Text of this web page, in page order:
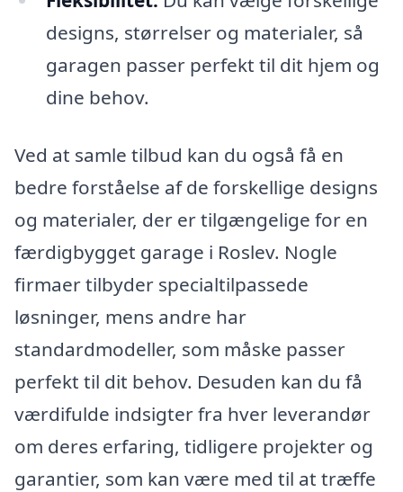
designs, størrelser og materialer, så
garagen passer perfekt til dit hjem og
dine behov.
Ved at samle tilbud kan du også få en
bedre forståelse af de forskellige designs
og materialer, der er tilgængelige for en
færdigbygget garage i Roslev. Nogle
firmaer tilbyder specialtilpassede
løsninger, mens andre har
standardmodeller, som måske passer
perfekt til dit behov. Desuden kan du få
værdifulde indsigter fra hver leverandør
om deres erfaring, tidligere projekter og
garantier, som kan være med til at træffe